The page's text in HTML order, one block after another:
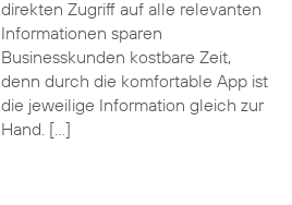
direkten Zugriff auf alle relevanten
Informationen sparen
Businesskunden kostbare Zeit,
denn durch die komfortable App ist
die jeweilige Information gleich zur
Hand. […]